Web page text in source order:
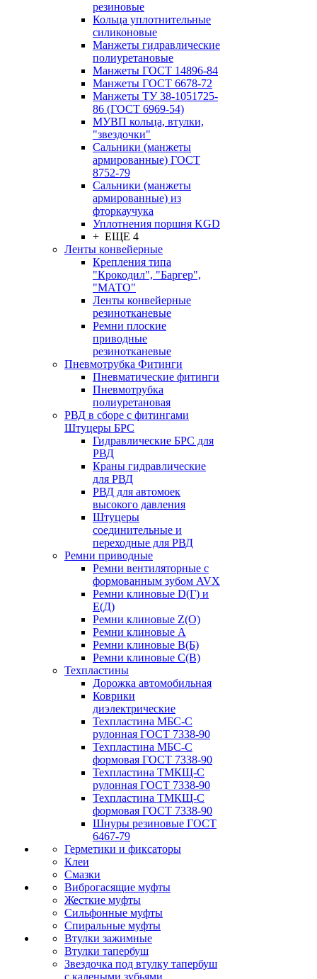
резиновые
Кольца уплотнительные
силиконовые
Манжеты гидравлические
полиуретановые
Манжеты ГОСТ 14896-84
Манжеты ГОСТ 6678-72
Манжеты ТУ 38-1051725-
86 (ГОСТ 6969-54)
МУВП кольца, втулки,
"звездочки"
Сальники (манжеты
армированные) ГОСТ
8752-79
Сальники (манжеты
армированные) из
фторкаучука
Уплотнения поршня KGD
+ ЕЩЕ 4
Ленты конвейерные
Крепления типа
"Крокодил", "Баргер",
"МАТО"
Ленты конвейерные
резинотканевые
Ремни плоские
приводные
резинотканевые
Пневмотрубка Фитинги
Пневматические фитинги
Пневмотрубка
полиуретановая
РВД в сборе с фитингами
Штуцеры БРС
Гидравлические БРС для
РВД
Краны гидравлические
для РВД
РВД для автомоек
высокого давления
Штуцеры
соединительные и
переходные для РВД
Ремни приводные
Ремни вентиляторные с
формованным зубом AVX
Ремни клиновые D(Г) и
Е(Д)
Ремни клиновые Z(О)
Ремни клиновые А
Ремни клиновые В(Б)
Ремни клиновые С(В)
Техпластины
Дорожка автомобильная
Коврики
диэлектрические
Техпластина МБС-С
рулонная ГОСТ 7338-90
Техпластина МБС-С
формовая ГОСТ 7338-90
Техпластина ТМКЩ-С
рулонная ГОСТ 7338-90
Техпластина ТМКЩ-С
формовая ГОСТ 7338-90
Шнуры резиновые ГОСТ
6467-79
Герметики и фиксаторы
Клеи
Смазки
Виброгасящие муфты
Жесткие муфты
Сильфонные муфты
Спиральные муфты
Втулки зажимные
Втулки тапербуш
Звездочка под втулку тапербуш
c калеными зубьями